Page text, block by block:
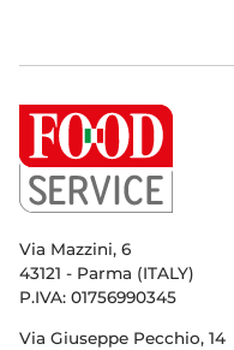
Via Mazzini, 6
43121 - Parma (ITALY)
P.IVA: 01756990345
Via Giuseppe Pecchio, 14